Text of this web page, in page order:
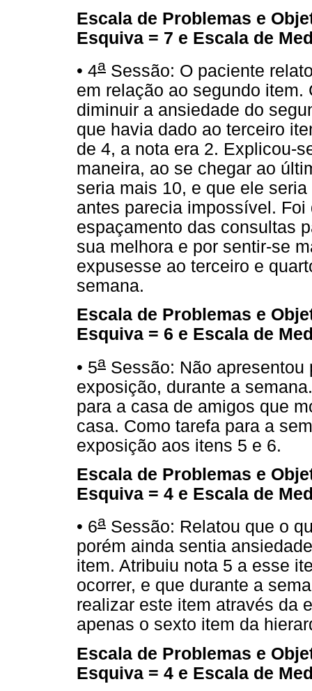
Escala de Problemas e
Esquiva = 7 e Escala de
• 4a Sessão: O paciente
em relação ao segundo
diminuir a ansiedade do
que havia dado ao terceiro
de 4, a nota era 2. Explicou-
maneira, ao se chegar ao
seria mais 10, e que ele
antes parecia impossível.
espaçamento das consultas
sua melhora e por sentir-se
expusesse ao terceiro e
semana.
Escala de Problemas e
Esquiva = 6 e Escala de
• 5a Sessão: Não
exposição, durante a
para a casa de amigos que
casa. Como tarefa para a
exposição aos itens 5 e 6.
Escala de Problemas e
Esquiva = 4 e Escala de
• 6a Sessão: Relatou que o
porém ainda sentia
item. Atribuiu nota 5 a esse
ocorrer, e que durante a
realizar este item através da
apenas o sexto item da
Escala de Problemas e
Esquiva = 4 e Escala de